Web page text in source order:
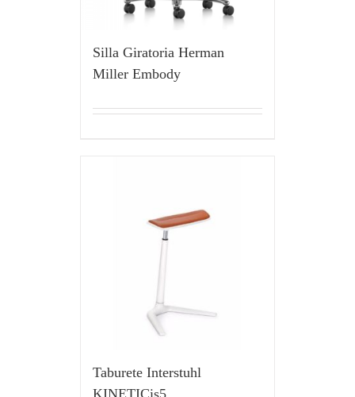
Silla Giratoria Herman
Miller Embody
Taburete Interstuhl